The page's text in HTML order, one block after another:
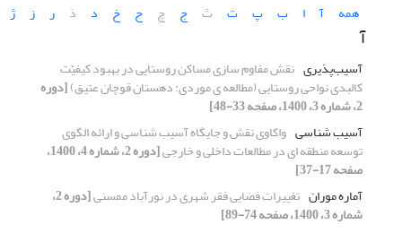
همه
آ ا ب پ ت ث ج چ ح خ د ذ ر ز ژ
آ
آسیب‌پذیری نقش مقاوم سازی مساکن روستایی در بهبود کیفیّت
کالبدی نواحی روستایی (مطالعه ‏ی موردی: دهستان قوچان عتیق)[دوره
2، شماره 3، 1400، صفحه 33-48]
آسیب شناسی واکاوی نقش و جایگاه آسیب شناسی و ارائه الگوی
توسعه منطقه ای در مطالعات داخلی و خارجی [دوره 2، شماره 4، 1400،
صفحه 17-37]
آماره موران تغییرات فضایی فقر شهری در نورآباد ممسنی [دوره 2،
شماره 3، 1400، صفحه 74-89]